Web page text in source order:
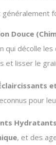
généralement
Douce
qui décolle
et lisser le
pour
, et des